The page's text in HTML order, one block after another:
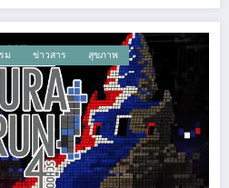
ม ข่าวสาร สุขภาพ